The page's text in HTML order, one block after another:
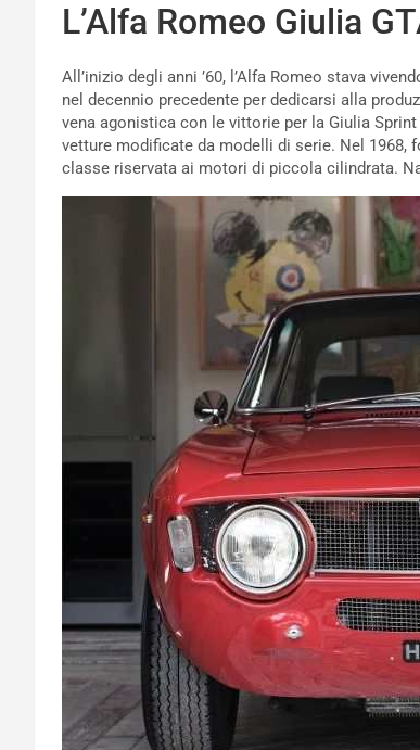
L’Alfa Romeo Giulia
All’inizio degli anni ’60, l’Alfa Romeo stava
nel decennio precedente per dedicarsi alla
vena agonistica con le vittorie per la Giulia
vetture modificate da modelli di serie. Nel 1968,
classe riservata ai motori di piccola cilindrata.